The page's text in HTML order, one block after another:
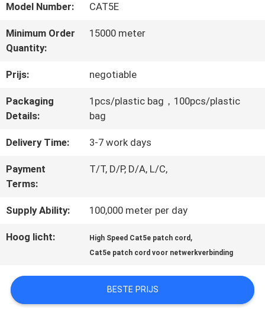
CONTACTEER
NIEUWS
GEVALLEN
PRIVACYBELEID
Model Number: CAT5E
Minimum Order
Quantity:
15000 meter
Prijs: negotiable
Packaging
Details:
1pcs/plastic bag，100pcs/plastic
bag
Delivery Time: 3-7 work days
Payment
Terms:
T/T, D/P, D/A, L/C,
Supply Ability: 100,000 meter per day
Hoog licht: High Speed Cat5e patch cord ,
Cat5e patch cord voor netwerkverbinding
BESTE PRIJS